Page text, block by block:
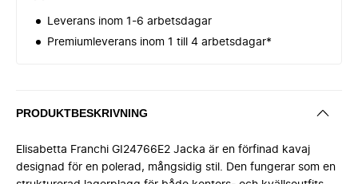
Leverans inom 1-6 arbetsdagar
Premiumleverans inom 1 till 4 arbetsdagar*
PRODUKTBESKRIVNING
Elisabetta Franchi GI24766E2 Jacka är en förfinad kavaj
designad för en polerad, mångsidig stil. Den fungerar som en